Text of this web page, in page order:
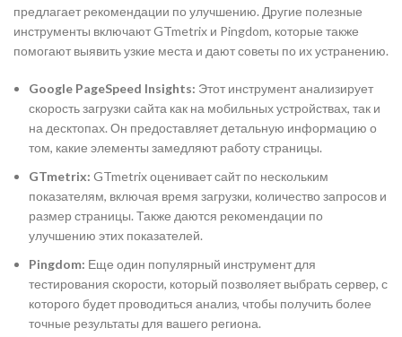
предлагает рекомендации по улучшению. Другие полезные
инструменты включают GTmetrix и Pingdom, которые также
помогают выявить узкие места и дают советы по их устранению.
Google PageSpeed Insights: Этот инструмент анализирует
скорость загрузки сайта как на мобильных устройствах, так и
на десктопах. Он предоставляет детальную информацию о
том, какие элементы замедляют работу страницы.
GTmetrix: GTmetrix оценивает сайт по нескольким
показателям, включая время загрузки, количество запросов и
размер страницы. Также даются рекомендации по
улучшению этих показателей.
Pingdom: Еще один популярный инструмент для
тестирования скорости, который позволяет выбрать сервер, с
которого будет проводиться анализ, чтобы получить более
точные результаты для вашего региона.